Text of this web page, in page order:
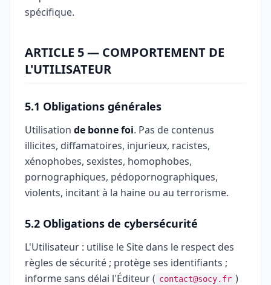
spécifique.
ARTICLE 5 — COMPORTEMENT DE
L'UTILISATEUR
5.1 Obligations générales
Utilisation de bonne foi. Pas de contenus
illicites, diffamatoires, injurieux, racistes,
xénophobes, sexistes, homophobes,
pornographiques, pédopornographiques,
violents, incitant à la haine ou au terrorisme.
5.2 Obligations de cybersécurité
L'Utilisateur : utilise le Site dans le respect des
règles de sécurité ; protège ses identifiants ;
informe sans délai l'Éditeur ( contact@socy.fr )